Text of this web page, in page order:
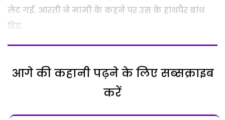
लेट गई. आरती ने मामी के कहने पर उस के हाथपैर बांध
दिए.
आगे की कहानी पढ़ने के लिए सब्सक्राइब
करें